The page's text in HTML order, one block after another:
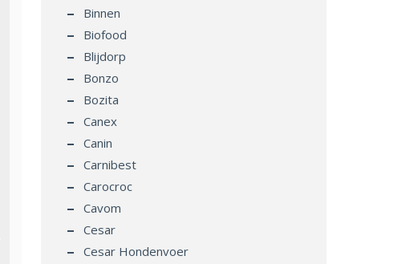
Binnen
Biofood
Blijdorp
Bonzo
Bozita
Canex
Canin
Carnibest
Carocroc
Cavom
Cesar
Cesar Hondenvoer